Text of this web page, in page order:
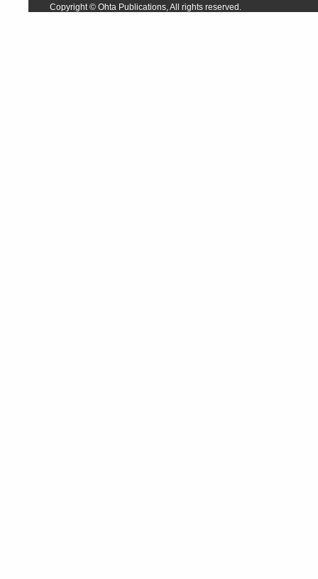
Copyright © Ohta Publications, All rights reserved.